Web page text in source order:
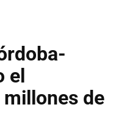
el
de